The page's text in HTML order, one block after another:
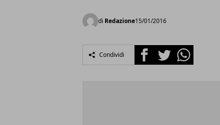
di Redazione15/01/2016
Condividi FacebookTwitterWhatsapp